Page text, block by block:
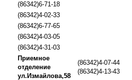
(86342)6-71-18
(86342)4-02-33
(86342)6-77-65
(86342)4-03-05
(86342)4-31-03
Приемное
отделение
ул.Измайлова,58
(86342)4-07-44
(86342)4-13-43